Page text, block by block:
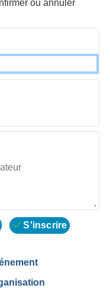
ou annuler
S'inscrire